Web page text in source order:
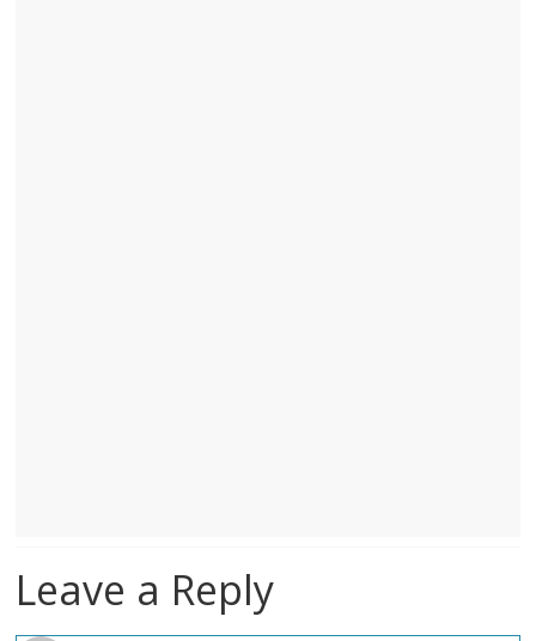
Leave a Reply